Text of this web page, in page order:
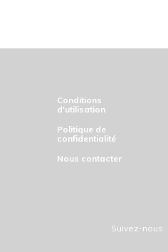
Conditions
d'utilisation
Politique de
confidentialité
Nous contacter
Suivez-nous